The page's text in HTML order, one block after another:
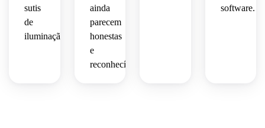
sutis
de
iluminação.
ainda
parecem
honestas
e
reconhecíveis.
software.